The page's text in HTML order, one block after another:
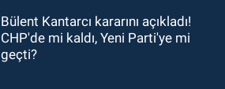
GÜNDEM
18:18Gurbetçi Elmaslar
Zonguldakspor’a destek oldu
Bülent Kantarcı kararını açıkladı!
CHP'de mi kaldı, Yeni Parti'ye mi
geçti?